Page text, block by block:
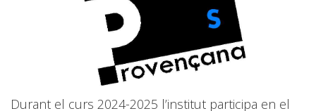
Durant el curs 2024-2025 l’institut participa en el